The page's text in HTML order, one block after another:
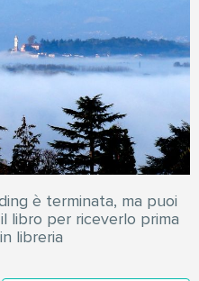
è terminata, ma puoi
libro per riceverlo prima
libreria